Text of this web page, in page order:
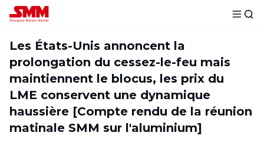
Les États-Unis annoncent la
prolongation du cessez-le-feu mais
maintiennent le blocus, les prix du
LME conservent une dynamique
haussière [Compte rendu de la réunion
matinale SMM sur l'aluminium]